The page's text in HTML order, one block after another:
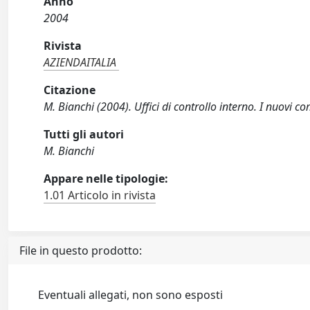
2004
Rivista
AZIENDAITALIA
Citazione
M. Bianchi (2004). Uffici di controllo interno. I nuovi
Tutti gli autori
M. Bianchi
Appare nelle tipologie:
1.01 Articolo in rivista
File in questo prodotto:
Eventuali allegati, non sono esposti